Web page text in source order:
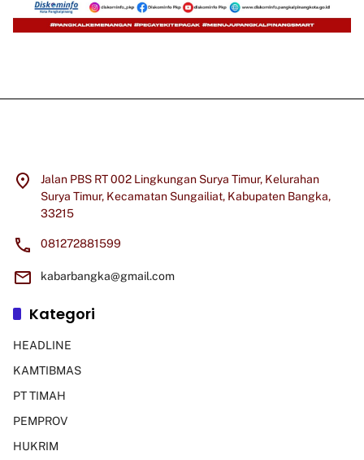
Jalan PBS RT 002 Lingkungan Surya Timur, Kelurahan
Surya Timur, Kecamatan Sungailiat, Kabupaten Bangka,
33215
081272881599
kabarbangka@gmail.com
Kategori
HEADLINE
KAMTIBMAS
PT TIMAH
PEMPROV
HUKRIM